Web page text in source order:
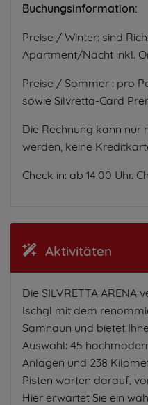
Buchungsinformation:
Preise / Winter: sind
Apartment/Nacht inkl.
Preise / Sommer : pro
sowie Silvretta-Card
Die Rechnung kann nur
werden, keine
Check in: ab 14.00 Uhr.
Aktivitäten
Die SILVRETTA ARENA
Ischgl mit dem
Samnaun und bietet
Auswahl: 45
Anlagen und 238
Pisten warten darauf,
Hier erwartet Sie ein